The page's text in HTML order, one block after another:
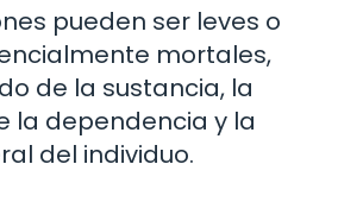
pueden ser leves o
mortales,
de la sustancia, la
la dependencia y la
del individuo.